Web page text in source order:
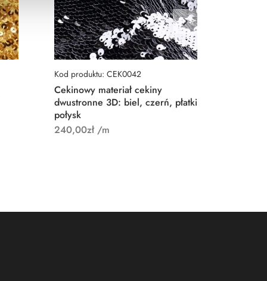
Kod produktu: CEK0042
Cekinowy materiał cekiny
dwustronne 3D: biel, czerń, płatki
połysk
240,00zł/m